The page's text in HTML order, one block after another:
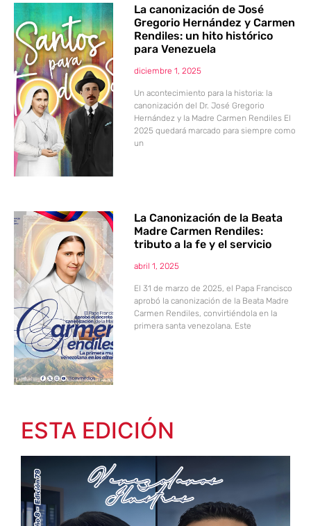
La canonización de José
Gregorio Hernández y Carmen
Rendiles: un hito histórico
para Venezuela
diciembre 1, 2025
Un acontecimiento para la historia: la
canonización del Dr. José Gregorio
Hernández y la Madre Carmen Rendiles El
2025 quedará marcado para siempre como
un
La Canonización de la Beata
Madre Carmen Rendiles:
tributo a la fe y el servicio
abril 1, 2025
El 31 de marzo de 2025, el Papa Francisco
aprobó la canonización de la Beata Madre
Carmen Rendiles, convirtiéndola en la
primera santa venezolana. Este
ESTA EDICIÓN